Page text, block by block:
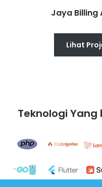
Jaya Billing
Lihat
Teknologi